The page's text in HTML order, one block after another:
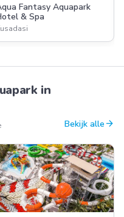
Fantasy Aquapark
& Spa
in
Bekijk alle arrow_forward